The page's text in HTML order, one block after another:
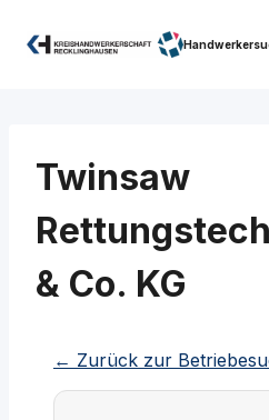
Inhalt
Twinsaw
& Co. KG
← Zurück zur